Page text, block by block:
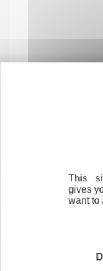
This
gives
want to